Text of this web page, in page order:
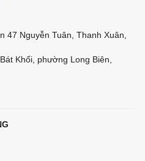
47 Nguyễn Tuân, Thanh Xuân,
Khối, phường Long Biên,